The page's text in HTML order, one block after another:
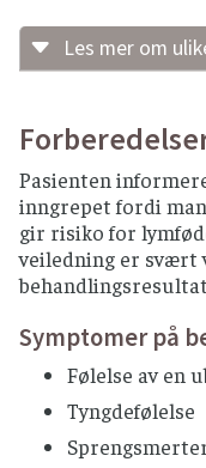
Les mer om
Består av
i øvelser og
utføres av
Behandlingen
Hvis hevelsen
manuell
bandasjering av
Manuell
Dette er en egen
Pasienten
inngrepet fordi
gir risiko for
veiledning er svært
Symptomer på
Følelse av en
Tyngdefølelse